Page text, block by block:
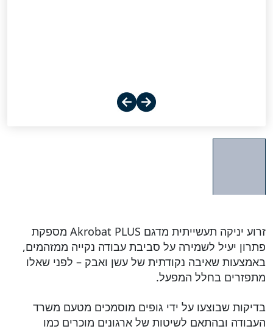
זרוע יניקה תעשייתית מדגם Akrobat PLUS מספקת
פתרון יעיל לשמירה על סביבת עבודה נקייה ממזהמים,
באמצעות שאיבה נקודתית של עשן ואבק – לפני שאלו
מתפזרים בחלל המפעל.
בדיקות שבוצעו על ידי גופים מוסמכים מטעם משרד
העבודה ובהתאם לשיטות של ארגונים מוכרים כמו